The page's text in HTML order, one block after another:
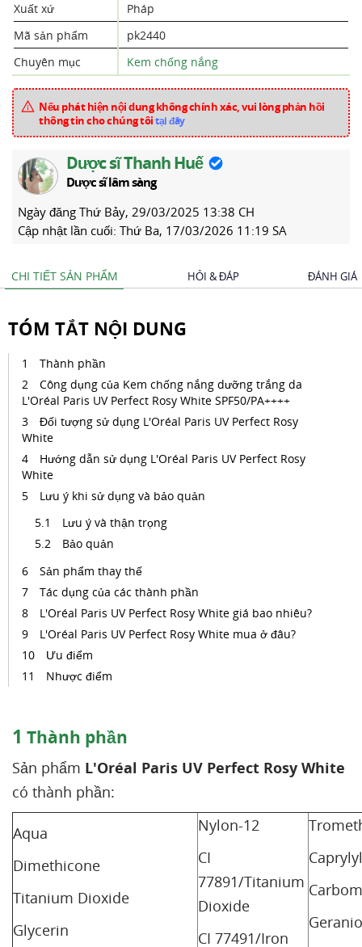
Xuất xứ
Pháp
Mã sản phẩm
pk2440
Chuyên mục
Kem chống nắng
Nếu phát hiện nội dung không chính xác, vui lòng phản hồi
thông tin cho chúng tôitại đây
Dược sĩ Thanh Huế
Dược sĩ lâm sàng
Ngày đăng Thứ Bảy, 29/03/2025 13:38 CH
Cập nhật lần cuối: Thứ Ba, 17/03/2026 11:19 SA
CHI TIẾT SẢN PHẨM HỎI & ĐÁP ĐÁNH GIÁ
TÓM TẮT NỘI DUNG
Thành phần
Công dụng của Kem chống nắng dưỡng trắng da
L'Oréal Paris UV Perfect Rosy White SPF50/PA++++
Đối tượng sử dụng L'Oréal Paris UV Perfect Rosy
White
Hướng dẫn sử dụng L'Oréal Paris UV Perfect Rosy
White
Lưu ý khi sử dụng và bảo quản
Lưu ý và thận trọng
Bảo quản
Sản phẩm thay thế
Tác dụng của các thành phần
L'Oréal Paris UV Perfect Rosy White giá bao nhiêu?
L'Oréal Paris UV Perfect Rosy White mua ở đâu?
Ưu điểm
Nhược điểm
1 Thành phần
Sản phẩm L'Oréal Paris UV Perfect Rosy White
có thành phần:
Aqua
Dimethicone
Titanium Dioxide
Glycerin
Nylon-12
CI
77891/Titanium
Dioxide
CI 77491/Iron